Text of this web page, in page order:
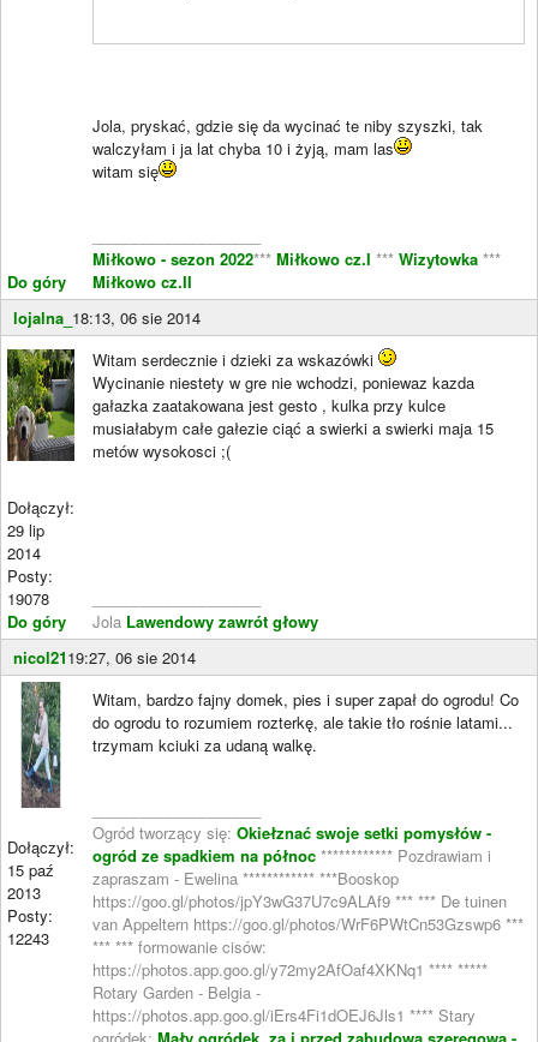
Do góry
Jola, pryskać, gdzie się da wycinać te niby szyszki, tak
walczyłam i ja lat chyba 10 i żyją, mam las
witam się
Miłkowo - sezon 2022*** Miłkowo cz.I *** Wizytowka ***
Miłkowo cz.II
lojalna_ 18:13, 06 sie 2014
Dołączył:
29 lip
2014
Posty:
19078
Do góry
Witam serdecznie i dzieki za wskazówki
Wycinanie niestety w gre nie wchodzi, poniewaz kazda
gałazka zaatakowana jest gesto , kulka przy kulce
musiałabym całe gałezie ciąć a swierki a swierki maja 15
metów wysokosci ;(
Jola Lawendowy zawrót głowy
nicol2119:27, 06 sie 2014
Dołączył:
15 paź
2013
Posty:
12243
Witam, bardzo fajny domek, pies i super zapał do ogrodu! Co
do ogrodu to rozumiem rozterkę, ale takie tło rośnie latami...
trzymam kciuki za udaną walkę.
Ogród tworzący się: Okiełznać swoje setki pomysłów -
ogród ze spadkiem na północ ************ Pozdrawiam i
zapraszam - Ewelina ************ ***Booskop
https://goo.gl/photos/jpY3wG37U7c9ALAf9 *** *** De tuinen
van Appeltern https://goo.gl/photos/WrF6PWtCn53Gzswp6 ***
*** *** formowanie cisów:
https://photos.app.goo.gl/y72my2AfOaf4XKNq1 **** *****
Rotary Garden - Belgia -
https://photos.app.goo.gl/iErs4Fi1dOEJ6Jls1 **** Stary
ogródek: Mały ogródek, za i przed zabudową szeregową -